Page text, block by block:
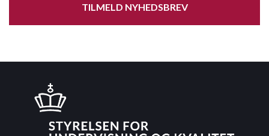
TILMELD NYHEDSBREV